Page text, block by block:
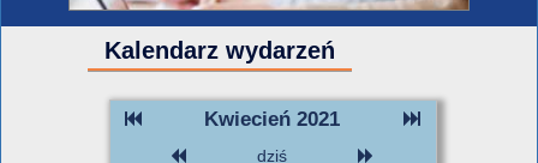
Kalendarz wydarzeń
Kwiecień 2021
dziś